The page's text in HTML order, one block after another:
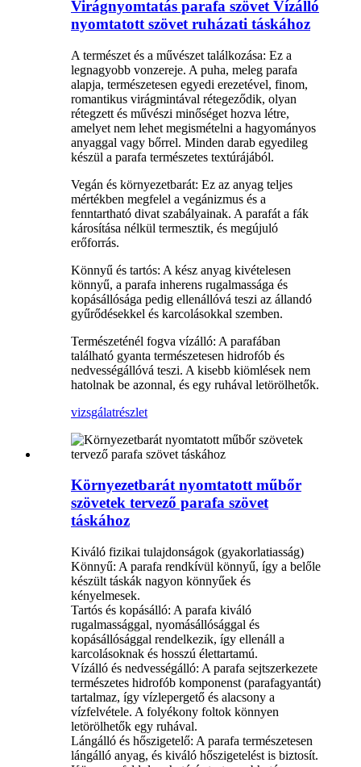
Virágnyomtatás parafa szövet Vízálló
nyomtatott szövet ruházati táskához
A természet és a művészet találkozása: Ez a
legnagyobb vonzereje. A puha, meleg parafa
alapja, természetesen egyedi erezetével, finom,
romantikus virágmintával rétegeződik, olyan
rétegzett és művészi minőséget hozva létre,
amelyet nem lehet megismételni a hagyományos
anyaggal vagy bőrrel. Minden darab egyedileg
készül a parafa természetes textúrájából.
Vegán és környezetbarát: Ez az anyag teljes
mértékben megfelel a vegánizmus és a
fenntartható divat szabályainak. A parafát a fák
károsítása nélkül termesztik, és megújuló
erőforrás.
Könnyű és tartós: A kész anyag kivételesen
könnyű, a parafa inherens rugalmassága és
kopásállósága pedig ellenállóvá teszi az állandó
gyűrődésekkel és karcolásokkal szemben.
Természeténél fogva vízálló: A parafában
található gyanta természetesen hidrofób és
nedvességállóvá teszi. A kisebb kiömlések nem
hatolnak be azonnal, és egy ruhával letörölhetők.
vizsgálatrészlet
Környezetbarát nyomtatott műbőr
szövetek tervező parafa szövet
táskához
Kiváló fizikai tulajdonságok (gyakorlatiasság)
Könnyű: A parafa rendkívül könnyű, így a belőle
készült táskák nagyon könnyűek és
kényelmesek.
Tartós és kopásálló: A parafa kiváló
rugalmassággal, nyomásállósággal és
kopásállósággal rendelkezik, így ellenáll a
karcolásoknak és hosszú élettartamú.
Vízálló és nedvességálló: A parafa sejtszerkezete
természetes hidrofób komponenst (parafagyantát)
tartalmaz, így vízlepergető és alacsony a
vízfelvétele. A folyékony foltok könnyen
letörölhetők egy ruhával.
Lángálló és hőszigetelő: A parafa természetesen
lángálló anyag, és kiváló hőszigetelést is biztosít.